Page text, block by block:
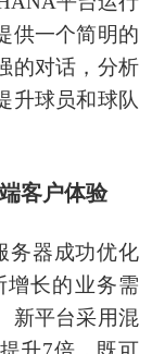
供一个简明的
的对话，分析
升球员和球队
客户体验
务器成功优化
长的业务需
新平台采用混